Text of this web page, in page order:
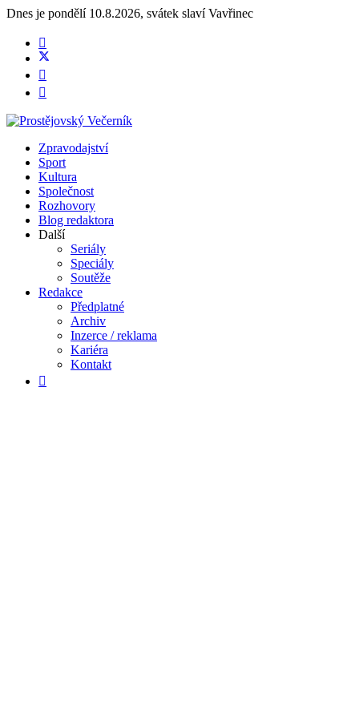
Dnes je pondělí 10.8.2026, svátek slavíVavřinec
Zpravodajství
Sport
Kultura
Společnost
Rozhovory
Blog redaktora
Další
Seriály
Speciály
Soutěže
Redakce
Předplatné
Archiv
Inzerce / reklama
Kariéra
Kontakt